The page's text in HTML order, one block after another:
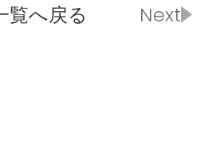
覧へ戻る Next